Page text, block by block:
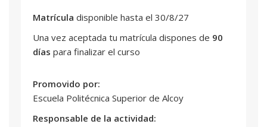
Matrícula disponible hasta el 30/8/27
Una vez aceptada tu matrícula dispones de 90
días para finalizar el curso
Promovido por:
Escuela Politécnica Superior de Alcoy
Responsable de la actividad: